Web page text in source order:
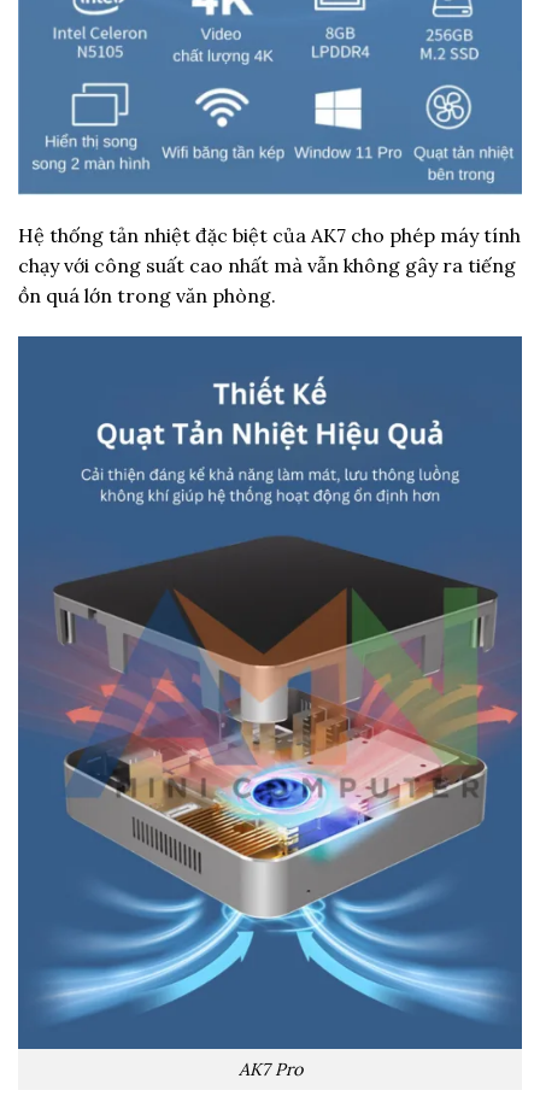
Hệ thống tản nhiệt đặc biệt của AK7 cho phép máy tính
chạy với công suất cao nhất mà vẫn không gây ra tiếng
ồn quá lớn trong văn phòng.
AK7 Pro